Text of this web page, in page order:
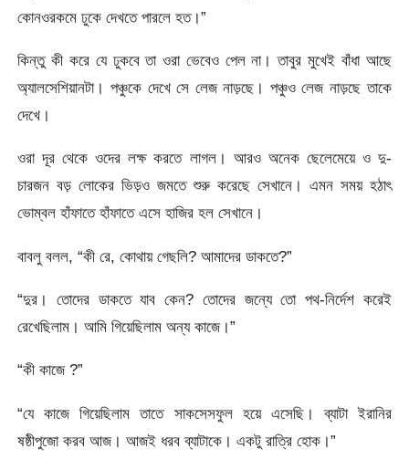
কোনওরকমে ঢুকে দেখতে পারলে হত।”
কিন্তু কী করে যে ঢুকবে তা ওরা ভেবেও পেল না। তাবুর মুখেই বাঁধা আছে
অ্যালসেশিয়ানটা। পঞ্চুকে দেখে সে লেজ নাড়ছে। পঞ্চুও লেজ নাড়ছে তাকে
দেখে।
ওরা দূর থেকে ওদের লক্ষ করতে লাগল। আরও অনেক ছেলেমেয়ে ও দু-
চারজন বড় লোকের ভিড়ও জমতে শুরু করেছে সেখানে। এমন সময় হঠাৎ
ভোম্বল হাঁফাতে হাঁফাতে এসে হাজির হল সেখানে।
বাবলু বলল, “কী রে, কোথায় গেছলি? আমাদের ডাকতে?”
“দুর। তোদের ডাকতে যাব কেন? তোদের জন্যে তো পথ-নির্দেশ করেই
রেখেছিলাম। আমি গিয়েছিলাম অন্য কাজে।”
“কী কাজে ?”
“যে কাজে গিয়েছিলাম তাতে সাকসেসফুল হয়ে এসেছি। ব্যাটা ইরানির
ষষ্ঠীপুজো করব আজ। আজই ধরব ব্যাটাকে। একটু রাত্রি হোক।”